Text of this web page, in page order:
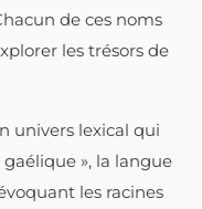
de ces noms
les trésors de
univers lexical qui
gaélique », la langue
les racines